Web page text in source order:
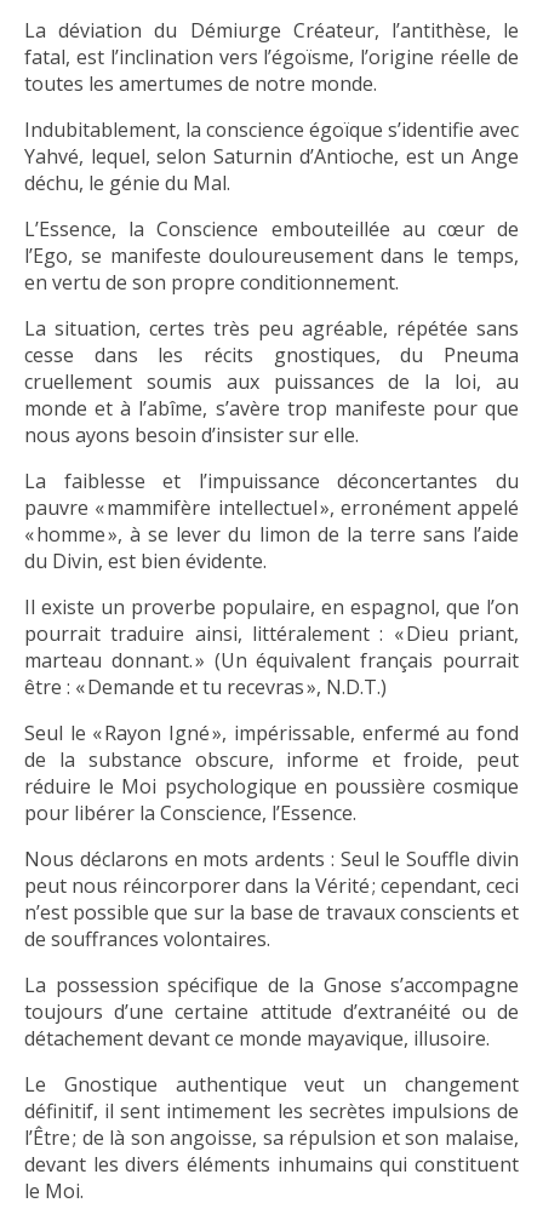
La déviation du Démiurge Créateur, l’antithèse, le
fatal, est l’inclination vers l’égoïsme, l’origine réelle de
toutes les amertumes de notre monde.
Indubitablement, la conscience égoïque s’identifie avec
Yahvé, lequel, selon Saturnin d’Antioche, est un Ange
déchu, le génie du Mal.
L’Essence, la Conscience embouteillée au cœur de
l’Ego, se manifeste douloureusement dans le temps,
en vertu de son propre conditionnement.
La situation, certes très peu agréable, répétée sans
cesse dans les récits gnostiques, du Pneuma
cruellement soumis aux puissances de la loi, au
monde et à l’abîme, s’avère trop manifeste pour que
nous ayons besoin d’insister sur elle.
La faiblesse et l’impuissance déconcertantes du
pauvre « mammifère intellectuel », erronément appelé
« homme », à se lever du limon de la terre sans l’aide
du Divin, est bien évidente.
Il existe un proverbe populaire, en espagnol, que l’on
pourrait traduire ainsi, littéralement : « Dieu priant,
marteau donnant. » (Un équivalent français pourrait
être : « Demande et tu recevras », N.D.T.)
Seul le « Rayon Igné », impérissable, enfermé au fond
de la substance obscure, informe et froide, peut
réduire le Moi psychologique en poussière cosmique
pour libérer la Conscience, l’Essence.
Nous déclarons en mots ardents : Seul le Souffle divin
peut nous réincorporer dans la Vérité ; cependant, ceci
n’est possible que sur la base de travaux conscients et
de souffrances volontaires.
La possession spécifique de la Gnose s’accompagne
toujours d’une certaine attitude d’extranéité ou de
détachement devant ce monde mayavique, illusoire.
Le Gnostique authentique veut un changement
définitif, il sent intimement les secrètes impulsions de
l’Être ; de là son angoisse, sa répulsion et son malaise,
devant les divers éléments inhumains qui constituent
le Moi.